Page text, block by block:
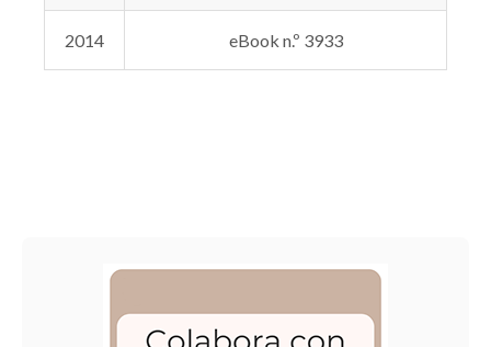
2014 eBook n.º 3933